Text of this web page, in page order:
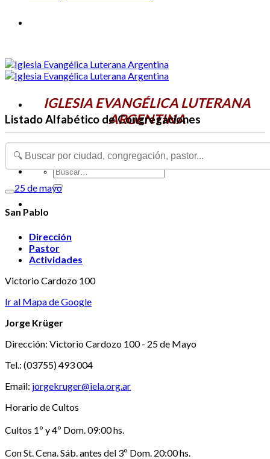
IGLESIA EVANGÉLICA LUTERANA
ARGENTINA
Listado Alfabético de Congregaciones
25 de mayo
San Pablo
Dirección
Pastor
Actividades
Victorio Cardozo 100
Ir al Mapa de Google
Jorge Krüger
Dirección: Victorio Cardozo 100 - 25 de Mayo
Tel.: (03755) 493 004
Email: jorgekruger@iela.org.ar
Horario de Cultos
Cultos 1º y 4º Dom. 09:00 hs.
Con St. Cena. Sáb. antes del 3º Dom. 20:00 hs.